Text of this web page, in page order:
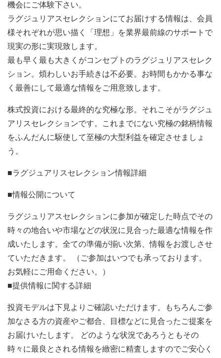
機会にご体験下さい。
ラグジュリアスセレクションにてお届けする情報は、会員
様それぞれが思い描く「理想」を業界最前線のサポートで
現実の形に実現致します。
最も早く最も大きくがコンセプトのラグジュリアスセレク
ション。煩わしいお手続きは不必要。お時間もかかる事な
く最善にして最適な情報をご用意致します。
株式投資における最終的な究極な形。それこそがラグジュ
アリスセレクションです。これまでにない究極の銘柄情報
をふんだんに駆使して至極の大型利益を確定させましょ
う。
■ラグジュアリスセレクション情報詳細
■情報公開について
ラグジュリアスセレクションに参加が確定した時点でその
時々の地合いや市場などの状況に見合った最適な情報を作
成いたします。全ての準備が揃い次第、情報をお渡しさせ
ていただきます。 （ご参加はいつでも承っております。
お気軽にご用命ください。）
■提供情報に関する詳細
投資モデルは下見よりご確認いただけます。もちろんご参
加なさる方の資産やご都合、目標などに見合ったご提案を
お届けいたします。 どのような状況であろうともその
時々に最良とされる情報を緻密に精査しますのでご安心く